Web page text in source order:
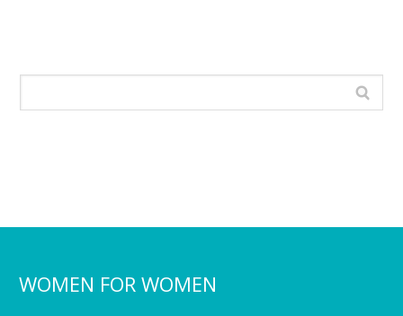
WOMEN FOR WOMEN